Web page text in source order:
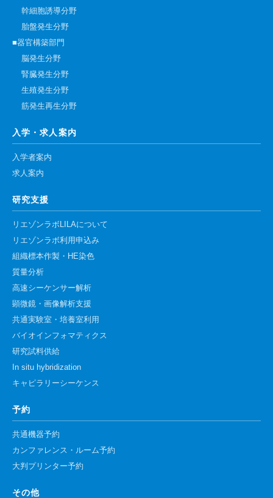
幹細胞誘導分野
胎盤発生分野
■器官構築部門
脳発生分野
腎臓発生分野
生殖発生分野
筋発生再生分野
入学・求人案内
入学者案内
求人案内
研究支援
リエゾンラボLILAについて
リエゾンラボ利用申込み
組織標本作製・HE染色
質量分析
高速シーケンサー解析
顕微鏡・画像解析支援
共通実験室・培養室利用
バイオインフォマティクス
研究試料供給
In situ hybridization
キャピラリーシーケンス
予約
共通機器予約
カンファレンス・ルーム予約
大判プリンター予約
その他